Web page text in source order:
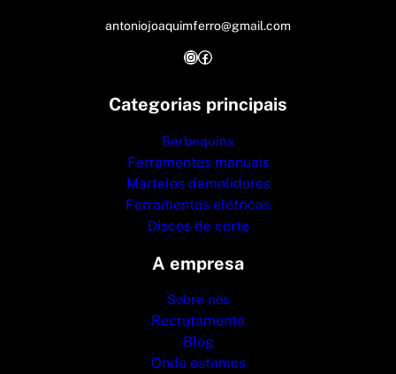
antoniojoaquimferro@gmail.com
InstagramFacebook
Categorias principais
Berbequins
Ferramentas manuais
Martelos demolidores
Ferramentas elétricas
Discos de corte
A empresa
Sobre nós
Recrutamento
Blog
Onde estamos